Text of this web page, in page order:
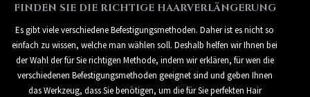
FINDEN SIE DIE RICHTIGE HAARVERLÄNGERUNG
Es gibt viele verschiedene Befestigungsmethoden. Daher ist es nicht so
einfach zu wissen, welche man wählen soll. Deshalb helfen wir Ihnen bei
der Wahl der für Sie richtigen Methode, indem wir erklären, für wen die
verschiedenen Befestigungsmethoden geeignet sind und geben Ihnen
das Werkzeug, dass Sie benötigen, um die für Sie perfekten Hair